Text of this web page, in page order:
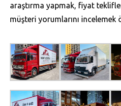
araştırma yapmak, fiyat
müşteri yorumlarını incelemek